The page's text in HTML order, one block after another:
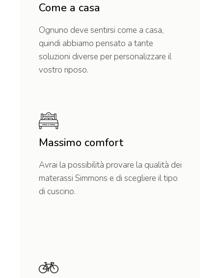
Come a casa
Ognuno deve sentirsi come a casa,
quindi abbiamo pensato a tante
soluzioni diverse per personalizzare il
vostro riposo.
Massimo comfort
Avrai la possibilità provare la qualità dei
materassi Simmons e di scegliere il tipo
di cuscino.